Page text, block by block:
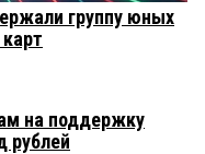
группу юных
на поддержку
рублей